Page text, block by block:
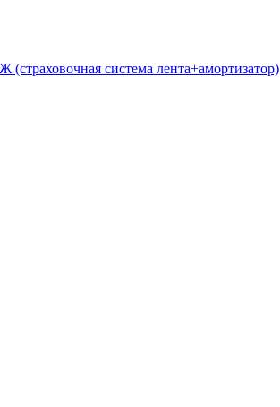
система лента+амортизатор)